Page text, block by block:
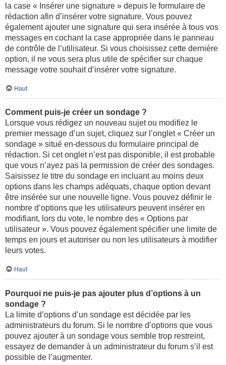
la case « Insérer une signature » depuis le formulaire de
rédaction afin d’insérer votre signature. Vous pouvez
également ajouter une signature qui sera insérée à tous vos
messages en cochant la case appropriée dans le panneau
de contrôle de l’utilisateur. Si vous choisissez cette dernière
option, il ne vous sera plus utile de spécifier sur chaque
message votre souhait d’insérer votre signature.
Haut
Comment puis-je créer un sondage ?
Lorsque vous rédigez un nouveau sujet ou modifiez le
premier message d’un sujet, cliquez sur l’onglet « Créer un
sondage » situé en-dessous du formulaire principal de
rédaction. Si cet onglet n’est pas disponible, il est probable
que vous n’ayez pas la permission de créer des sondages.
Saisissez le titre du sondage en incluant au moins deux
options dans les champs adéquats, chaque option devant
être insérée sur une nouvelle ligne. Vous pouvez définir le
nombre d’options que les utilisateurs peuvent insérer en
modifiant, lors du vote, le nombre des « Options par
utilisateur ». Vous pouvez également spécifier une limite de
temps en jours et autoriser ou non les utilisateurs à modifier
leurs votes.
Haut
Pourquoi ne puis-je pas ajouter plus d’options à un
sondage ?
La limite d’options d’un sondage est décidée par les
administrateurs du forum. Si le nombre d’options que vous
pouvez ajouter à un sondage vous semble trop restreint,
essayez de demander à un administrateur du forum s’il est
possible de l’augmenter.